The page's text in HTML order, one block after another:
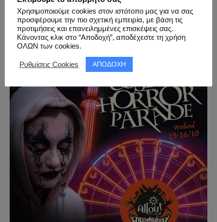
01-02.10.2022 – Fantasy Festival 2022
Χρησιμοποιούμε cookies στον ιστότοπο μας για να σας
προσφέρουμε την πιο σχετική εμπειρία, με βάση τις
προτιμήσεις και επανειλημμένες επισκέψεις σας.
Κάνοντας κλικ στο “Αποδοχή”, αποδέχεστε τη χρήση
ΟΛΩΝ των cookies.
Ρυθμίσεις Cookies ΑΠΟΔΟΧΗ